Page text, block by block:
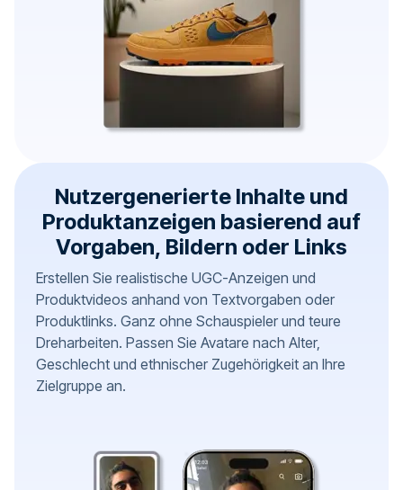
Nutzergenerierte Inhalte und
Produktanzeigen basierend auf
Vorgaben, Bildern oder Links
Erstellen Sie realistische UGC-Anzeigen und
Produktvideos anhand von Textvorgaben oder
Produktlinks. Ganz ohne Schauspieler und teure
Dreharbeiten. Passen Sie Avatare nach Alter,
Geschlecht und ethnischer Zugehörigkeit an Ihre
Zielgruppe an.